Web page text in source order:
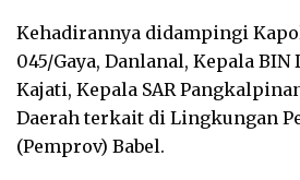
Kehadirannya didampingi
045/Gaya, Danlanal, Kepala
Kajati, Kepala SAR
Daerah terkait di Lingkungan
(Pemprov) Babel.